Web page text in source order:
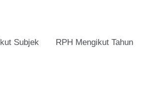
Subjek RPH Mengikut Tahun